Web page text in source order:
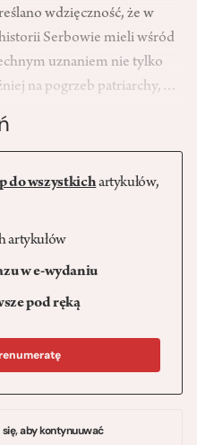
wdzięczność, że w
Serbowie mieli wśród
uznaniem nie tylko
na pogrzeb patriarchy,…
do wszystkichartykułów,
artykułów
w e-wydaniu
pod ręką
aby kontynuuwać